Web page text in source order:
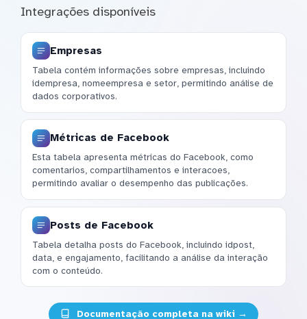
Integrações disponíveis
Empresas
Tabela contém informações sobre empresas, incluindo
idempresa, nomeempresa e setor, permitindo análise de
dados corporativos.
Métricas de Facebook
Esta tabela apresenta métricas do Facebook, como
comentarios, compartilhamentos e interacoes,
permitindo avaliar o desempenho das publicações.
Posts de Facebook
Tabela detalha posts do Facebook, incluindo idpost,
data, e engajamento, facilitando a análise da interação
com o conteúdo.
Documentação completa na wiki →